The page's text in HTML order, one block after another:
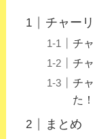
チャー
チ
チ
チ
た！
まとめ